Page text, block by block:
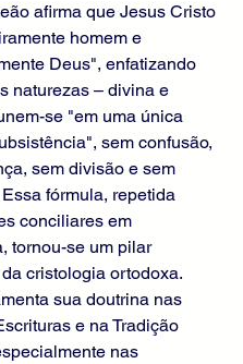
afirma que Jesus Cristo
homem e
Deus", enfatizando
naturezas – divina e
se "em uma única
sem confusão,
sem divisão e sem
fórmula, repetida
conciliares em
tornou-se um pilar
cristologia ortodoxa.
sua doutrina nas
e na Tradição
nas